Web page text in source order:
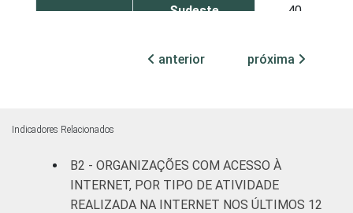
Sudeste 40
ATIVIDADES-
profissionais e
sindicais
anterior próxima
Indicadores Relacionados
B2 - ORGANIZAÇÕES COM ACESSO À
INTERNET, POR TIPO DE ATIVIDADE
REALIZADA NA INTERNET NOS ÚLTIMOS 12